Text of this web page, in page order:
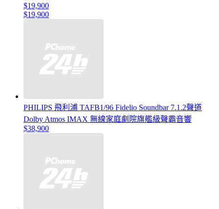
$19,900
$19,900
PHILIPS 飛利浦 TAFB1/96 Fidelio Soundbar 7.1.2聲道
Dolby Atmos IMAX 無線家庭劇院旗艦級聲霸音響
$38,900